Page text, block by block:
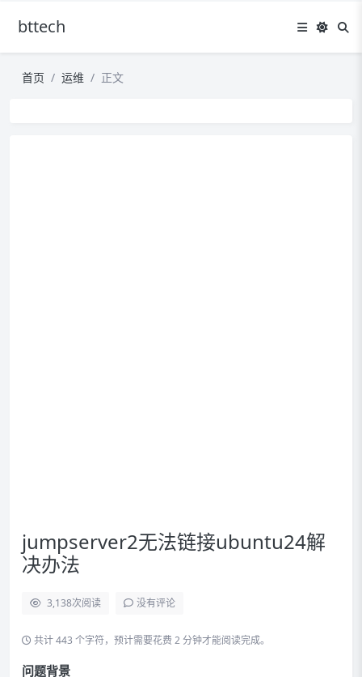
bttech
首页 运维 正文
jumpserver2无法链接ubuntu24解
决办法
3,138次阅读 没有评论
共计 443 个字符，预计需要花费 2 分钟才能阅读完成。
问题背景